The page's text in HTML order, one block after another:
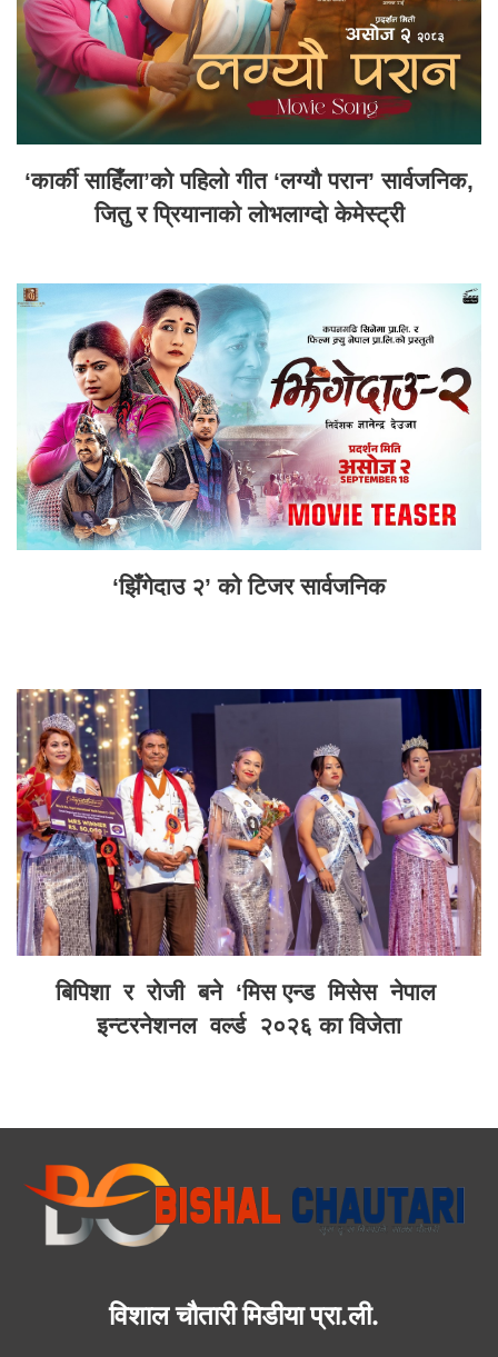
‘कार्की साहिँला’को पहिलो गीत ‘लग्यौ परान’ सार्वजनिक,
जितु र प्रियानाको लोभलाग्दो केमेस्ट्री
‘झिँगेदाउ २’ को टिजर सार्वजनिक
बिपिशा र रोजी बने ‘मिस एन्ड मिसेस नेपाल
इन्टरनेशनल वर्ल्ड २०२६ का विजेता
विशाल चौतारी मिडीया प्रा.ली.